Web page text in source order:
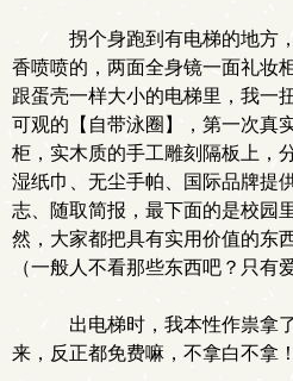
拐个身跑到有电梯的地方
香喷喷的，两面全身镜一面礼妆
跟蛋壳一样大小的电梯里，我一
可观的【自带泳圈】，第一次真
柜，实木质的手工雕刻隔板上，
湿纸巾、无尘手帕、国际品牌提
志、随取简报，最下面的是校园
然，大家都把具有实用价值的东
（一般人不看那些东西吧？只有
出电梯时，我本性作祟拿
来，反正都免费嘛，不拿白不拿！